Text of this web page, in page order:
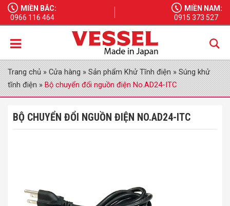
MIỀN BẮC:
0966 116 464
MIỀN NAM:
0915 373 527
Trang chủ»Cửa hàng»Sản phẩm Khử Tĩnh điện»Súng khử
tĩnh điện»Bộ chuyển đổi nguồn điện No.AD24-ITC
BỘ CHUYỂN ĐỔI NGUỒN ĐIỆN NO.AD24-ITC